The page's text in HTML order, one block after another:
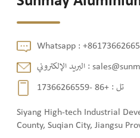
Whatsapp :
البريد الإلكتروني :
تل : +86 -17366266559
Siyang High-tech Industrial
County, Suqian City, Jiangsu